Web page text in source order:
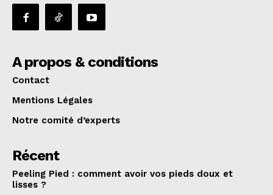
A propos & conditions
Contact
Mentions Légales
Notre comité d’experts
Récent
Peeling Pied : comment avoir vos pieds doux et
lisses ?